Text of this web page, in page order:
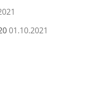
01.10.2021